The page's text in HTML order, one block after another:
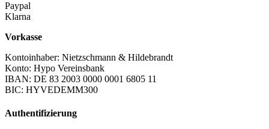
Paypal
Klarna
Vorkasse
Kontoinhaber: Nietzschmann & Hildebrandt
Konto: Hypo Vereinsbank
IBAN: DE 83 2003 0000 0001 6805 11
BIC: HYVEDEMM300
Authentifizierung